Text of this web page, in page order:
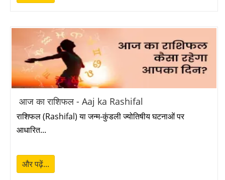
आज का राशिफल - Aaj ka Rashifal
राशिफल (Rashifal) या जन्म-कुंडली ज्योतिषीय घटनाओं पर
आधारित...
और पढ़ें...